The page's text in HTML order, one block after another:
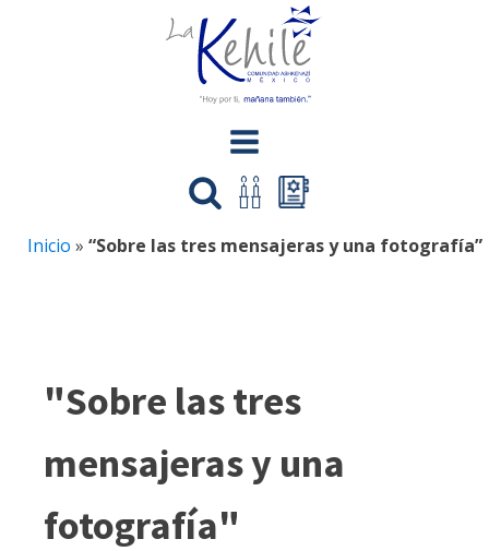
Inicio » “Sobre las tres mensajeras y una fotografía”
"Sobre las tres
mensajeras y una
fotografía"